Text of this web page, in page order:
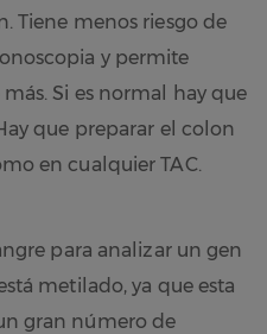
Tiene menos riesgo de
y permite
Si es normal hay que
que preparar el colon
en cualquier TAC.
para analizar un gen
metilado, ya que esta
gran número de